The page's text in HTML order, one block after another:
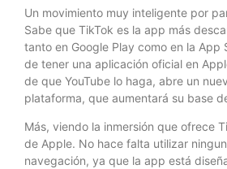
Un movimiento muy inteligente por
Sabe que TikTok es la app más
tanto en Google Play como en la App
de tener una aplicación oficial en
de que YouTube lo haga, abre un
plataforma, que aumentará su base
Más, viendo la inmersión que ofrece
de Apple. No hace falta utilizar
navegación, ya que la app está